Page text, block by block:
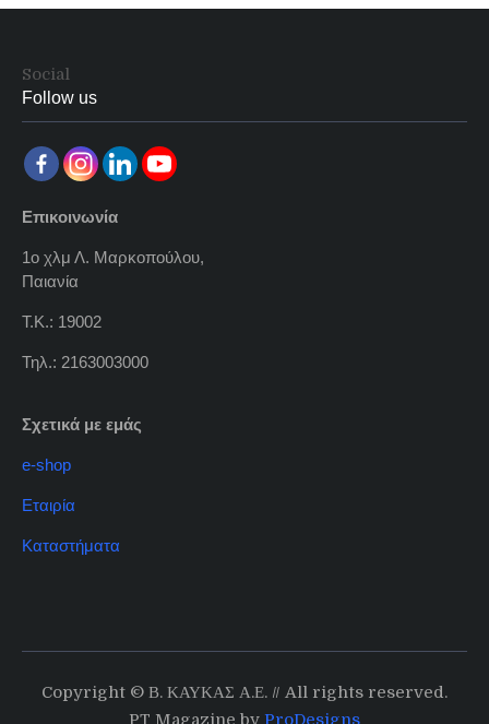
Social
Follow us
Επικοινωνία
1ο χλμ Λ. Μαρκοπούλου,
Παιανία
Τ.Κ.: 19002
Τηλ.: 2163003000
Σχετικά με εμάς
e-shop
Εταιρία
Καταστήματα
Copyright © Β. ΚΑΥΚΑΣ Α.Ε. // All rights reserved.
PT Magazine by ProDesigns